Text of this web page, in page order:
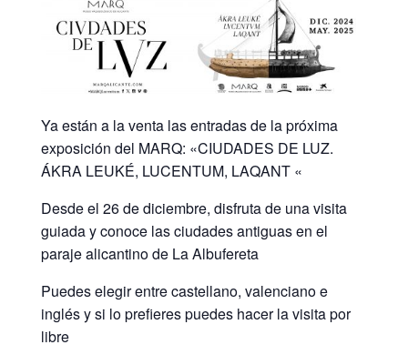
Ya están a la venta las entradas de la próxima
exposición del MARQ: «CIUDADES DE LUZ.
ÁKRA LEUKÉ, LUCENTUM, LAQANT «
Desde el 26 de diciembre, disfruta de una visita
guiada y conoce las ciudades antiguas en el
paraje alicantino de La Albufereta
Puedes elegir entre castellano, valenciano e
inglés y si lo prefieres puedes hacer la visita por
libre